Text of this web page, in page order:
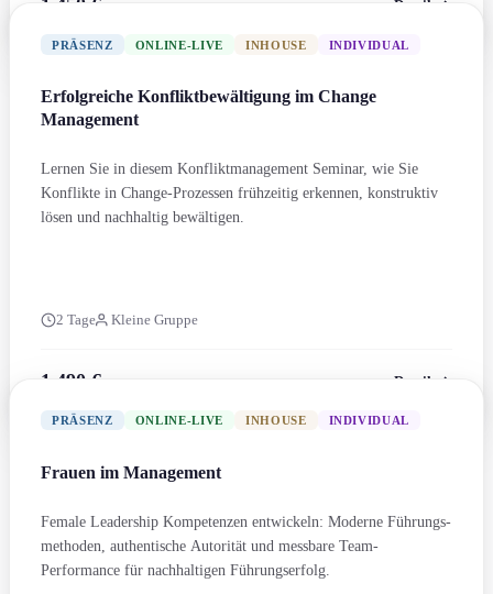
1.450 € Details
PRÄSENZ ONLINE-LIVE INHOUSE INDIVIDUAL
Erfolgreiche Konfliktbewältigung im Change
Management
Lernen Sie in diesem Konflikt­management Seminar, wie Sie
Konflikte in Change-Prozessen frühzeitig erkennen, konstruktiv
lösen und nachhaltig bewältigen.
2 Tage Kleine Gruppe
1.490 € Details
PRÄSENZ ONLINE-LIVE INHOUSE INDIVIDUAL
Frauen im Management
Female Leadership Kompetenzen entwickeln: Moderne Führungs­
methoden, authentische Autorität und messbare Team-
Performance für nachhaltigen Führungs­erfolg.